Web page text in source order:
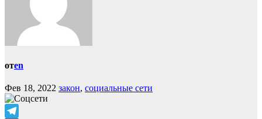
отen
Фев 18, 2022 закон, социальные сети